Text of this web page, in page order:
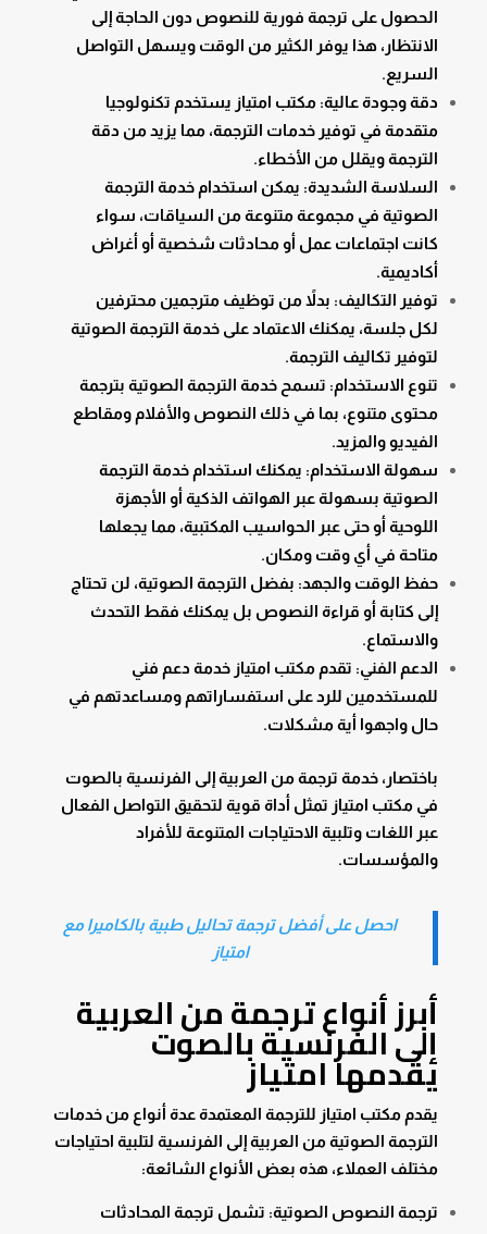
الحصول على ترجمة فورية للنصوص دون الحاجة إلى
الانتظار، هذا يوفر الكثير من الوقت ويسهل التواصل
السريع.
دقة وجودة عالية: مكتب امتياز يستخدم تكنولوجيا
متقدمة في توفير خدمات الترجمة، مما يزيد من دقة
الترجمة ويقلل من الأخطاء.
السلاسة الشديدة: يمكن استخدام خدمة الترجمة
الصوتية في مجموعة متنوعة من السياقات، سواء
كانت اجتماعات عمل أو محادثات شخصية أو أغراض
أكاديمية.
توفير التكاليف: بدلاً من توظيف مترجمين محترفين
لكل جلسة، يمكنك الاعتماد على خدمة الترجمة الصوتية
لتوفير تكاليف الترجمة.
تنوع الاستخدام: تسمح خدمة الترجمة الصوتية بترجمة
محتوى متنوع، بما في ذلك النصوص والأفلام ومقاطع
الفيديو والمزيد.
سهولة الاستخدام: يمكنك استخدام خدمة الترجمة
الصوتية بسهولة عبر الهواتف الذكية أو الأجهزة
اللوحية أو حتى عبر الحواسيب المكتبية، مما يجعلها
متاحة في أي وقت ومكان.
حفظ الوقت والجهد: بفضل الترجمة الصوتية، لن تحتاج
إلى كتابة أو قراءة النصوص بل يمكنك فقط التحدث
والاستماع.
الدعم الفني: تقدم مكتب امتياز خدمة دعم فني
للمستخدمين للرد على استفساراتهم ومساعدتهم في
حال واجهوا أية مشكلات.
باختصار، خدمة ترجمة من العربية إلى الفرنسية بالصوت
في مكتب امتياز تمثل أداة قوية لتحقيق التواصل الفعال
عبر اللغات وتلبية الاحتياجات المتنوعة للأفراد
والمؤسسات.
احصل على أفضل ترجمة تحاليل طبية بالكاميرا مع
امتياز
أبرز أنواع ترجمة من العربية
إلى الفرنسية بالصوت
يقدمها امتياز
يقدم مكتب امتياز للترجمة المعتمدة عدة أنواع من خدمات
الترجمة الصوتية من العربية إلى الفرنسية لتلبية احتياجات
مختلف العملاء، هذه بعض الأنواع الشائعة:
ترجمة النصوص الصوتية: تشمل ترجمة المحادثات